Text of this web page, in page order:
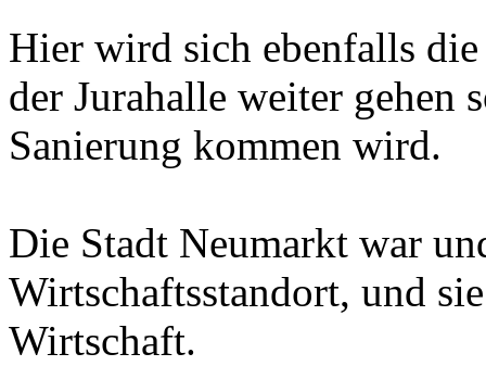
Hier wird sich ebenfalls
der Jurahalle weiter gehen
Sanierung kommen wird.
Die Stadt Neumarkt war
Wirtschaftsstandort, und
Wirtschaft.